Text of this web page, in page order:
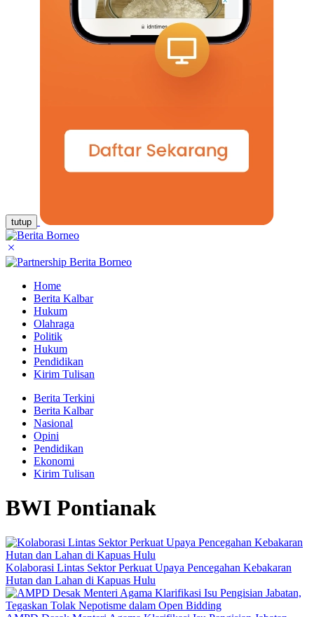
tutup
Home
Berita Kalbar
Hukum
Olahraga
Politik
Hukum
Pendidikan
Kirim Tulisan
Berita Terkini
Berita Kalbar
Nasional
Opini
Pendidikan
Ekonomi
Kirim Tulisan
BWI Pontianak
Kolaborasi Lintas Sektor Perkuat Upaya Pencegahan Kebakaran
Hutan dan Lahan di Kapuas Hulu